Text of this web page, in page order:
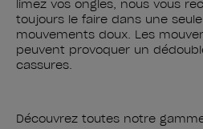
limez vos ongles, nous vous
toujours le faire dans une
mouvements doux. Les
peuvent provoquer un
cassures.
Découvrez toutes notre